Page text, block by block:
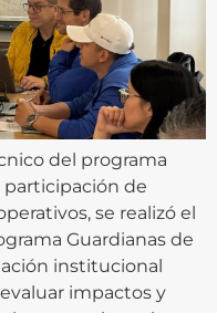
del programa
participación de
se realizó el
Guardianas de
institucional
impactos y